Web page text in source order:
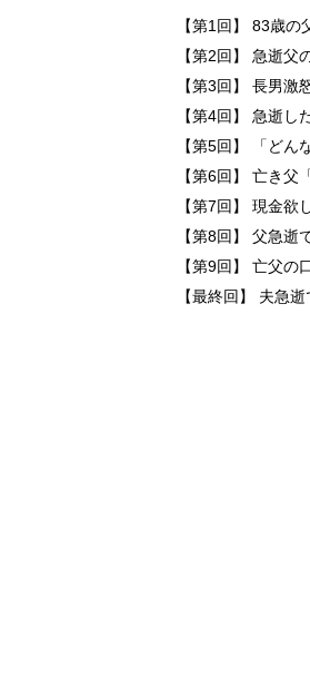
【第1回】 83歳
【第2回】 急逝
【第3回】 長男
【第4回】 急逝
【第5回】 「ど
【第6回】 亡き
【第7回】 現金
【第8回】 父急
【第9回】 亡父
【最終回】 夫急